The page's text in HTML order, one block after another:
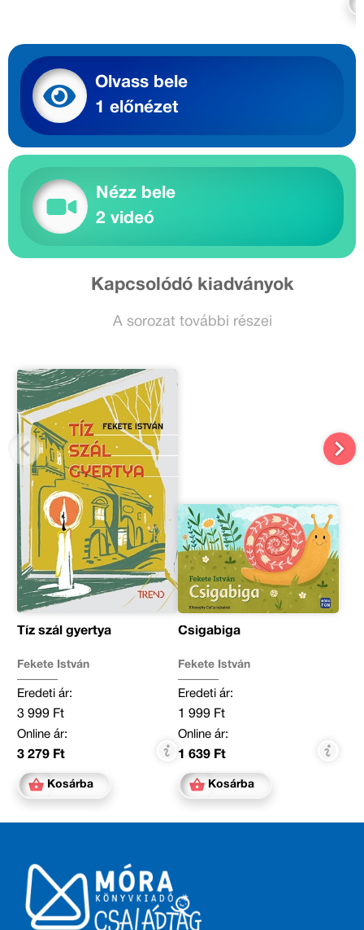
Olvass bele
1 előnézet
Nézz bele
2 videó
Kapcsolódó kiadványok
A sorozat további részei
Tíz szál gyertya
Fekete István
Eredeti ár:
3 999 Ft
Online ár:
3 279 Ft
Kosárba
Csigabiga
Fekete István
Eredeti ár:
1 999 Ft
Online ár:
1 639 Ft
Kosárba